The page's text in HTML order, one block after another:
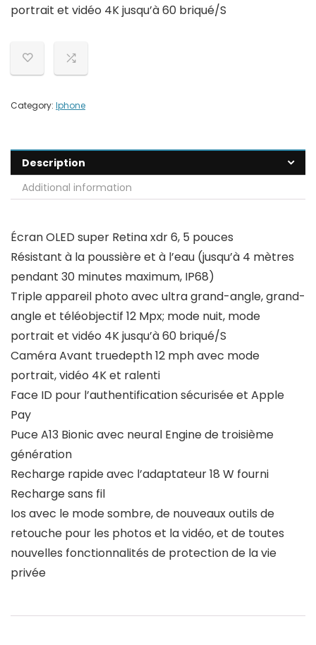
portrait et vidéo 4K jusqu’à 60 briqué/S
Category: Iphone
Description
Additional information
Écran OLED super Retina xdr 6, 5 pouces
Résistant à la poussière et à l’eau (jusqu’à 4 mètres
pendant 30 minutes maximum, IP68)
Triple appareil photo avec ultra grand-angle, grand-
angle et téléobjectif 12 Mpx; mode nuit, mode
portrait et vidéo 4K jusqu’à 60 briqué/S
Caméra Avant truedepth 12 mph avec mode
portrait, vidéo 4K et ralenti
Face ID pour l’authentification sécurisée et Apple
Pay
Puce A13 Bionic avec neural Engine de troisième
génération
Recharge rapide avec l’adaptateur 18 W fourni
Recharge sans fil
Ios avec le mode sombre, de nouveaux outils de
retouche pour les photos et la vidéo, et de toutes
nouvelles fonctionnalités de protection de la vie
privée